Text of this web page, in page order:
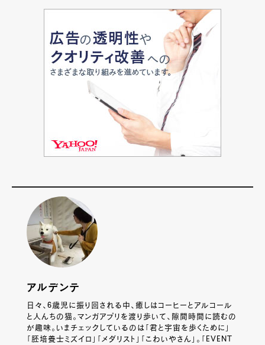
アルデンテ
日々、6歳児に振り回される中、癒しはコーヒーとアルコール
と人んちの猫。マンガアプリを渡り歩いて、隙間時間に読むの
が趣味。いまチェックしているのは「君と宇宙を歩くために」
「胚培養士ミズイロ」「メダリスト」「こわいやさん」。「EVENT